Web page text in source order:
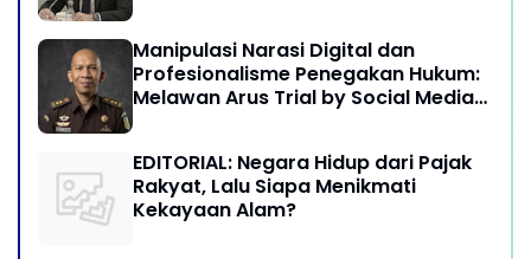
Manipulasi Narasi Digital dan
Profesionalisme Penegakan Hukum:
Melawan Arus Trial by Social Media
EDITORIAL: Negara Hidup dari Pajak
Rakyat, Lalu Siapa Menikmati
Kekayaan Alam?